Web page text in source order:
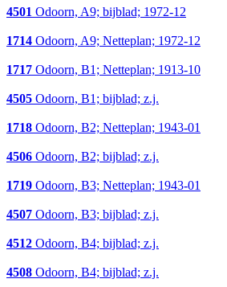
4501 Odoorn, A9; bijblad; 1972-12
1714 Odoorn, A9; Netteplan; 1972-12
1717 Odoorn, B1; Netteplan; 1913-10
4505 Odoorn, B1; bijblad; z.j.
1718 Odoorn, B2; Netteplan; 1943-01
4506 Odoorn, B2; bijblad; z.j.
1719 Odoorn, B3; Netteplan; 1943-01
4507 Odoorn, B3; bijblad; z.j.
4512 Odoorn, B4; bijblad; z.j.
4508 Odoorn, B4; bijblad; z.j.